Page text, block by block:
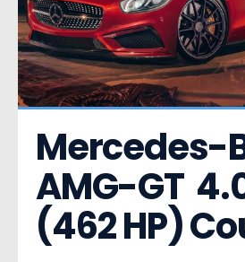
Mercedes-
AMG-GT
(462 HP)